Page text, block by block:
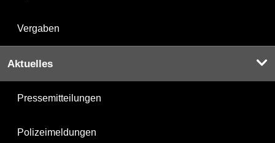
Vergaben
Aktuelles
Pressemitteilungen
Polizeimeldungen